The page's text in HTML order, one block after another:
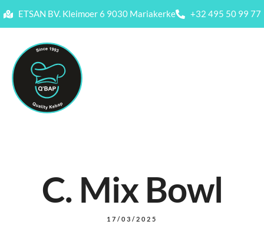
ETSAN BV. Kleimoer 6 9030 Mariakerke +32 495 50 99 77
C. Mix Bowl
17/03/2025